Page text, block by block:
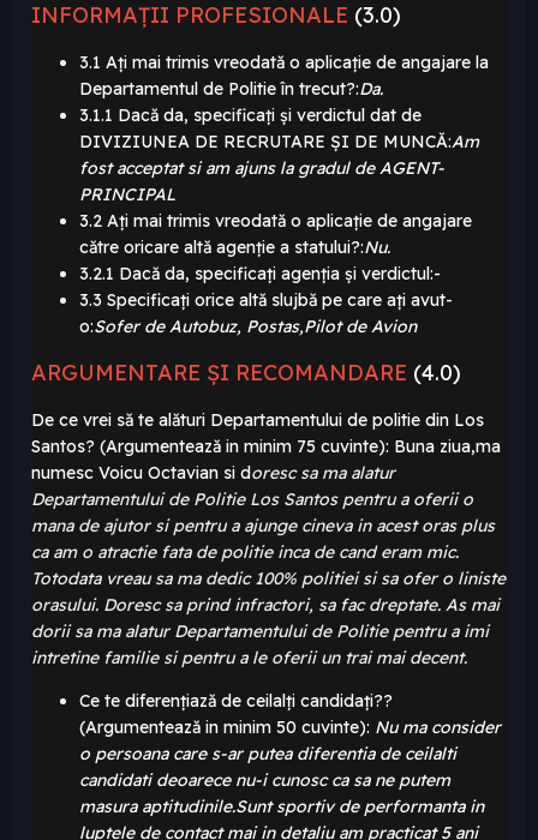
INFORMAȚII PROFESIONALE (3.0)
3.1 Ați mai trimis vreodată o aplicație de angajare la
Departamentul de Politie în trecut?:Da.
3.1.1 Dacă da, specificați și verdictul dat de
DIVIZIUNEA DE RECRUTARE ȘI DE MUNCĂ:Am
fost acceptat si am ajuns la gradul de AGENT-
PRINCIPAL
3.2 Ați mai trimis vreodată o aplicație de angajare
către oricare altă agenție a statului?:Nu.
3.2.1 Dacă da, specificați agenția și verdictul:-
3.3 Specificați orice altă slujbă pe care ați avut-
o:Sofer de Autobuz, Postas,Pilot de Avion
ARGUMENTARE ȘI RECOMANDARE (4.0)
De ce vrei să te alături Departamentului de politie din Los
Santos? (Argumentează in minim 75 cuvinte): Buna ziua,ma
numesc Voicu Octavian si doresc sa ma alatur
Departamentului de Politie Los Santos pentru a oferii o
mana de ajutor si pentru a ajunge cineva in acest oras plus
ca am o atractie fata de politie inca de cand eram mic.
Totodata vreau sa ma dedic 100% politiei si sa ofer o liniste
orasului. Doresc sa prind infractori, sa fac dreptate. As mai
dorii sa ma alatur Departamentului de Politie pentru a imi
intretine familie si pentru a le oferii un trai mai decent.
Ce te diferențiază de ceilalți candidați??
(Argumentează in minim 50 cuvinte): Nu ma consider
o persoana care s-ar putea diferentia de ceilalti
candidati deoarece nu-i cunosc ca sa ne putem
masura aptitudinile.Sunt sportiv de performanta in
luptele de contact mai in detaliu am practicat 5 ani